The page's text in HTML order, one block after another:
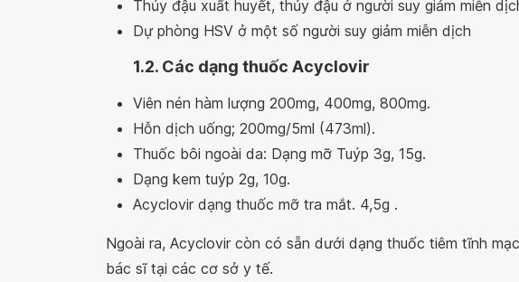
Thủy đậu xuất huyết, thủy đậu ở người suy giảm miễn
Dự phòng HSV ở một số người suy giảm miễn dịch
1.2. Các dạng thuốc Acyclovir
Viên nén hàm lượng 200mg, 400mg, 800mg.
Hỗn dịch uống; 200mg/5ml (473ml).
Thuốc bôi ngoài da: Dạng mỡ Tuýp 3g, 15g.
Dạng kem tuýp 2g, 10g.
Acyclovir dạng thuốc mỡ tra mắt. 4,5g .
Ngoài ra, Acyclovir còn có sẵn dưới dạng thuốc tiêm tĩnh
bác sĩ tại các cơ sở y tế.